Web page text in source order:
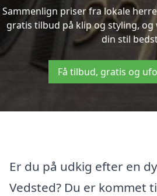
Sammenlign priser fra lokale
gratis tilbud på klip og styling,
din stil
Få tilbud, gratis og
Er du på udkig efter en
Vedsted? Du er kommet